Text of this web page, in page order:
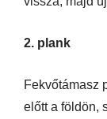
2. plank
Fekvőtámasz
előtt a földön,